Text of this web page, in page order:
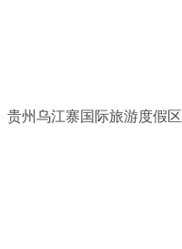
贵州乌江寨国际旅游度假区